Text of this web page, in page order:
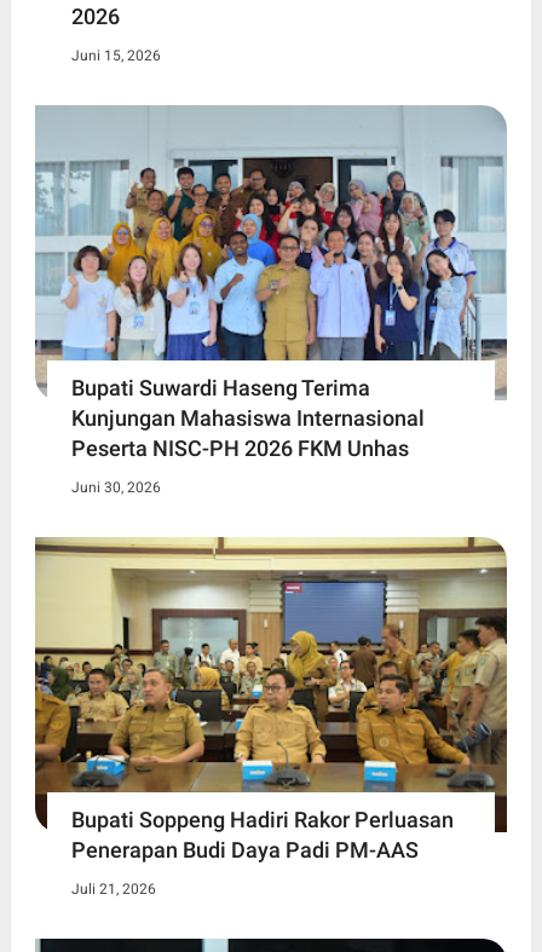
2026
Juni 15, 2026
Bupati Suwardi Haseng Terima
Kunjungan Mahasiswa Internasional
Peserta NISC-PH 2026 FKM Unhas
Juni 30, 2026
Bupati Soppeng Hadiri Rakor Perluasan
Penerapan Budi Daya Padi PM-AAS
Juli 21, 2026